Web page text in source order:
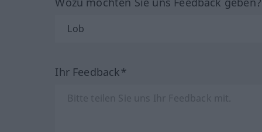
Ihr Feedback*